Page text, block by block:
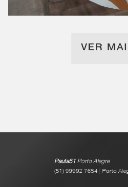
VER
Pauta51Porto Alegre
(51) 99992 7654 | Porto